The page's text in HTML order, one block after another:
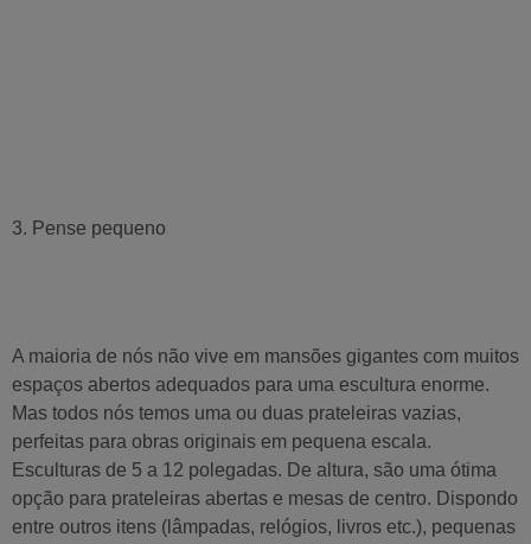
3. Pense pequeno
A maioria de nós não vive em mansões gigantes com muitos
espaços abertos adequados para uma escultura enorme.
Mas todos nós temos uma ou duas prateleiras vazias,
perfeitas para obras originais em pequena escala.
Esculturas de 5 a 12 polegadas. De altura, são uma ótima
opção para prateleiras abertas e mesas de centro. Dispondo
entre outros itens (lâmpadas, relógios, livros etc.), pequenas